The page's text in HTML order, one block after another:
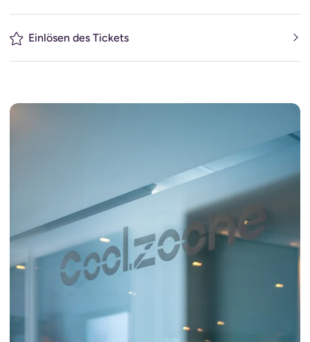
Einlösen des Tickets